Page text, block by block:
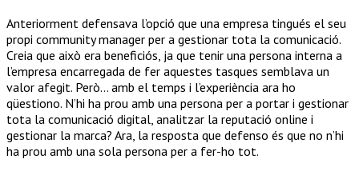
Anteriorment defensava l’opció que una empresa tingués el seu
propi community manager per a gestionar tota la comunicació.
Creia que això era beneficiós, ja que tenir una persona interna a
l’empresa encarregada de fer aquestes tasques semblava un
valor afegit. Però… amb el temps i l’experiència ara ho
qüestiono. N’hi ha prou amb una persona per a portar i gestionar
tota la comunicació digital, analitzar la reputació online i
gestionar la marca? Ara, la resposta que defenso és que no n’hi
ha prou amb una sola persona per a fer-ho tot.